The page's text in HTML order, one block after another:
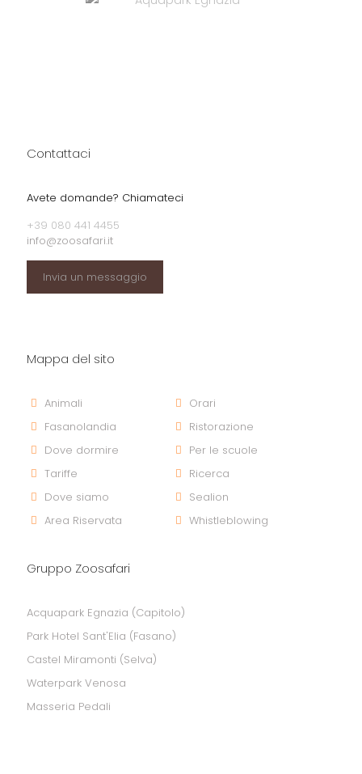
Contattaci
Avete domande? Chiamateci
+39 080 441 4455
info@zoosafari.it
Invia un messaggio
Mappa del sito
Animali
Fasanolandia
Dove dormire
Tariffe
Dove siamo
Area Riservata
Orari
Ristorazione
Per le scuole
Ricerca
Sealion
Whistleblowing
Gruppo Zoosafari
Acquapark Egnazia (Capitolo)
Park Hotel Sant'Elia (Fasano)
Castel Miramonti (Selva)
Waterpark Venosa
Masseria Pedali